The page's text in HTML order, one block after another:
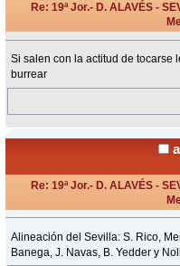
Re: 19ª Jor.- D. ALAVÉS -
Si salen con la actitud de tocarse
burrear
Re: 19ª Jor.- D. ALAVÉS -
Alineación del Sevilla: S. Rico,
Banega, J. Navas, B. Yedder y